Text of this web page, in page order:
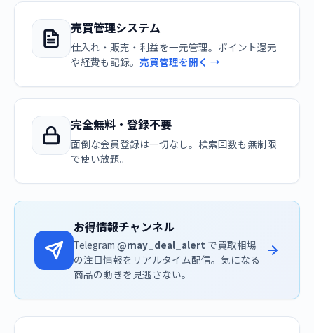
売買管理システム
仕入れ・販売・利益を一元管理。ポイント還元
や経費も記録。 売買管理を開く →
完全無料・登録不要
面倒な会員登録は一切なし。検索回数も無制限
で使い放題。
お得情報チャンネル
Telegram @may_deal_alert で買取相場
の注目情報をリアルタイム配信。気になる
商品の動きを見逃さない。